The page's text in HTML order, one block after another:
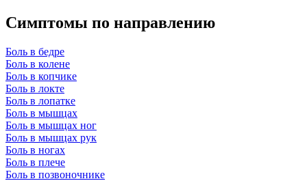
Симптомы по направлению
Боль в бедре
Боль в колене
Боль в копчике
Боль в локте
Боль в лопатке
Боль в мышцах
Боль в мышцах ног
Боль в мышцах рук
Боль в ногах
Боль в плече
Боль в позвоночнике